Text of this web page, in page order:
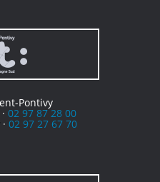
Pontivy
02 97 87 28 00
02 97 27 67 70